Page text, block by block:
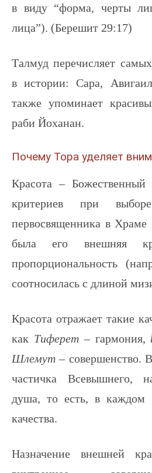
в виду “форма, черты
лица”). (Берешит 29:17)
Талмуд перечисляет
в истории: Сара,
также упоминает
раби Йоханан.
Почему Тора уделяет
Красота – Божественный
критериев при
первосвященника в
была его внешняя
пропорциональность
соотносилась с длиной
Красота отражает такие
как Тиферет– гармония,
Шлемут – совершенство.
частичка Всевышнего,
душа, то есть, в каждом
качества.
Назначение внешней